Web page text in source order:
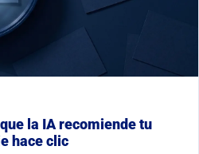
la IA recomiende tu
hace clic